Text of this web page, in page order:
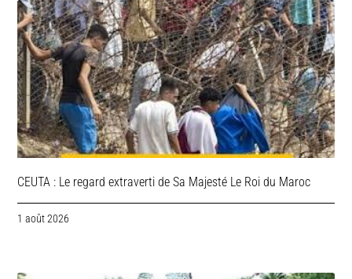
CEUTA : Le regard extraverti de Sa Majesté Le Roi du Maroc
1 août 2026